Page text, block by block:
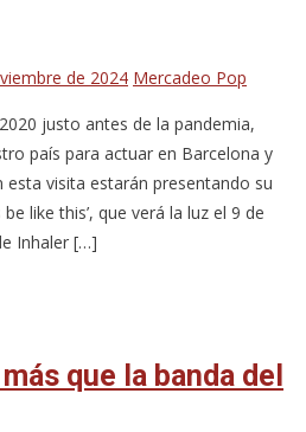
de 2024 Mercadeo Pop
justo antes de la pandemia,
país para actuar en Barcelona y
esta visita estarán presentando su
like this’, que verá la luz el 9 de
Inhaler […]
que la banda del